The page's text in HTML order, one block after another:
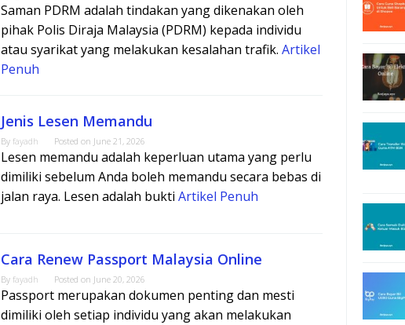
Saman PDRM adalah tindakan yang dikenakan oleh
pihak Polis Diraja Malaysia (PDRM) kepada individu
atau syarikat yang melakukan kesalahan trafik. Artikel
Penuh
Jenis Lesen Memandu
By fayadh Posted on June 21, 2026
Lesen memandu adalah keperluan utama yang perlu
dimiliki sebelum Anda boleh memandu secara bebas di
jalan raya. Lesen adalah bukti Artikel Penuh
Cara Renew Passport Malaysia Online
By fayadh Posted on June 20, 2026
Passport merupakan dokumen penting dan mesti
dimiliki oleh setiap individu yang akan melakukan